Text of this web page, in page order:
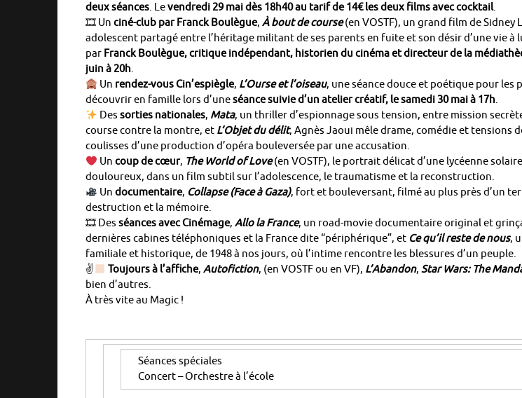
deux séances. Levendredi 29 mai dès 18h40 au tarif de 14€ les deux films avec cocktail.
🎞 Un ciné-club par Franck Boulègue, À bout de course(en VOSTF), un grand film de Sidney
adolescent partagé entre l’héritage militant de ses parents en fuite et son désir d’une vie à
par Franck Boulègue, critique indépendant, historien du cinéma et directeur de la
juin à 20h.
Un rendez-vous Cin’espiègle, L’Ourse et l’oiseau, une séance douce et poétique pour les
découvrir en famille lors d’uneséance suivie d’un atelier créatif, le samedi 30 mai à 17h.
Dessorties nationales, Mata, un thriller d’espionnage sous tension, entre mission
course contre la montre, et L’Objet du délit, Agnès Jaoui mêle drame, comédie et tensions
coulisses d’une production d’opéra bouleversée par une accusation.
Uncoup de cœur, The World of Love(en VOSTF), le portrait délicat d’une lycéenne
douloureux, dans un film subtil sur l’adolescence, le traumatisme et la reconstruction.
Undocumentaire, Collapse (Face à Gaza), fort et bouleversant, filmé au plus près d’un
destruction et la mémoire.
🎞 Des séances avec Cinémage, Allo la France, un road-movie documentaire original et
dernières cabines téléphoniques et la France dite “périphérique”, et Ce qu’il reste de nous,
familiale et historique, de 1948 à nos jours, où l’intime rencontre les blessures d’un peuple.
✌
Toujours à l’affiche,Autofiction, (en VOSTF ou en VF), L’Abandon,Star Wars: The
bien d’autres.
À très vite au Magic !
Séances spéciales
Concert – Orchestre à l’école